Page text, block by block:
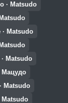
· Matsudo
· Matsudo
Matsudo
Мацудо
Matsudo